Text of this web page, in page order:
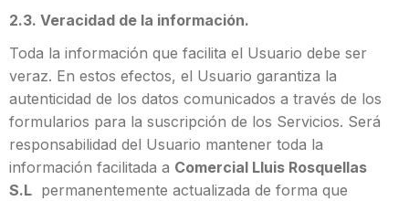
2.3. Veracidad de la información.
Toda la información que facilita el Usuario debe ser
veraz. En estos efectos, el Usuario garantiza la
autenticidad de los datos comunicados a través de los
formularios para la suscripción de los Servicios. Será
responsabilidad del Usuario mantener toda la
información facilitada a Comercial Lluis Rosquellas
S.L permanentemente actualizada de forma que